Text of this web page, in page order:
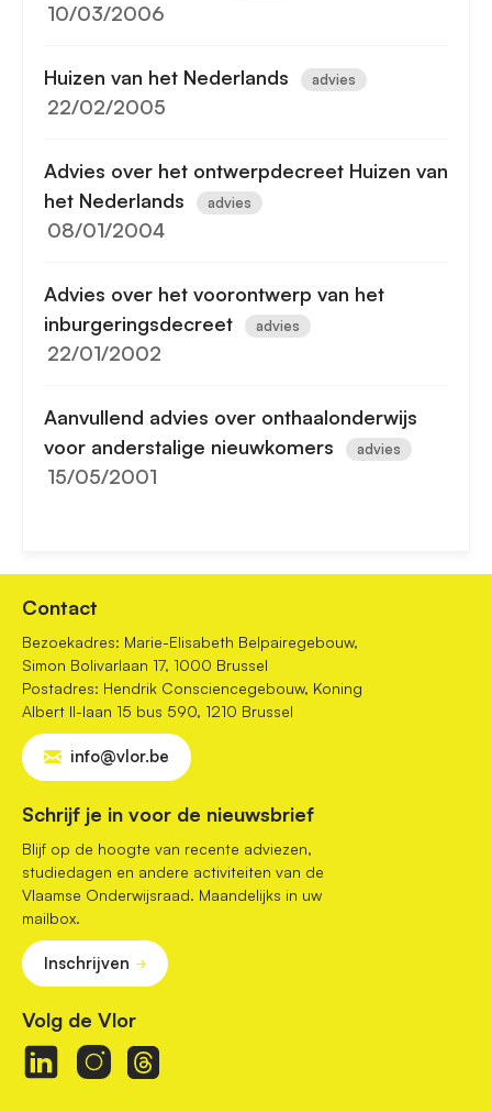
10/03/2006
Huizen van het Nederlands advies
22/02/2005
Advies over het ontwerpdecreet Huizen van
het Nederlands
advies
08/01/2004
Advies over het voorontwerp van het
inburgeringsdecreet
advies
22/01/2002
Aanvullend advies over onthaalonderwijs
voor anderstalige nieuwkomers
advies
15/05/2001
Contact
Bezoekadres: Marie-Elisabeth Belpairegebouw,
Simon Bolivarlaan 17, 1000 Brussel
Postadres: Hendrik Consciencegebouw, Koning
Albert II-laan 15 bus 590, 1210 Brussel
info@vlor.be
Schrijf je in voor de nieuwsbrief
Blijf op de hoogte van recente adviezen,
studiedagen en andere activiteiten van de
Vlaamse Onderwijsraad. Maandelijks in uw
mailbox.
Inschrijven
Volg de Vlor